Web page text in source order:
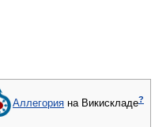
Аллегория на Викискладе?